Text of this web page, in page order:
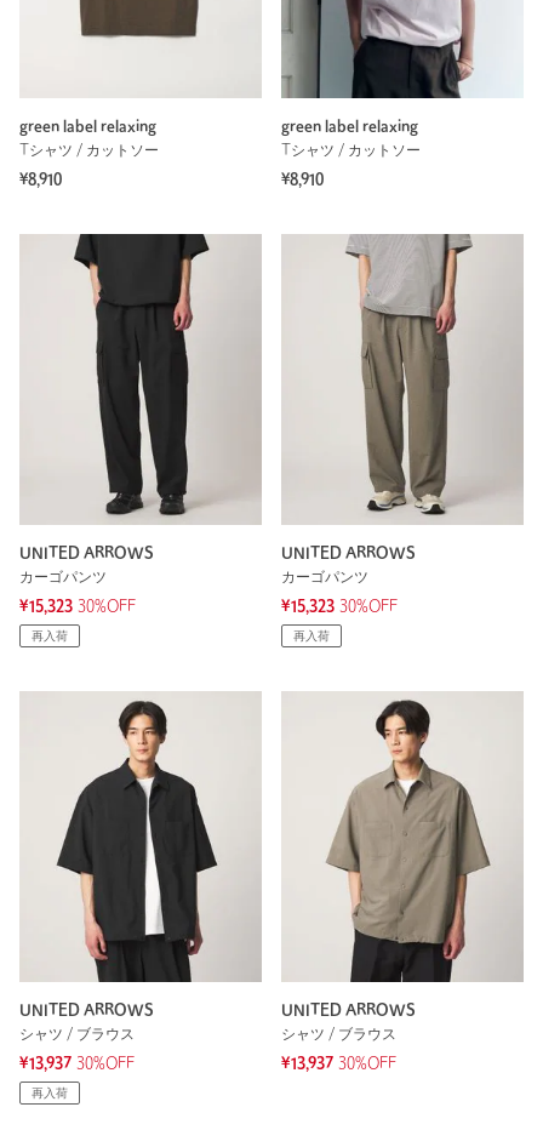
green label relaxing
Tシャツ / カットソー
¥8,910
green label relaxing
Tシャツ / カットソー
¥8,910
UNITED ARROWS
カーゴパンツ
¥15,323 30%OFF
再入荷
UNITED ARROWS
カーゴパンツ
¥15,323 30%OFF
再入荷
UNITED ARROWS
シャツ / ブラウス
¥13,937 30%OFF
再入荷
UNITED ARROWS
シャツ / ブラウス
¥13,937 30%OFF